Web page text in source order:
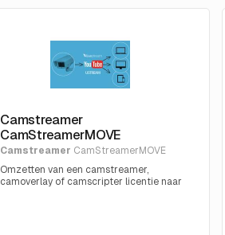
Camstreamer
CamStreamerMOVE
Camstreamer CamStreamerMOVE
Omzetten van een camstreamer,
camoverlay of camscripter licentie naar